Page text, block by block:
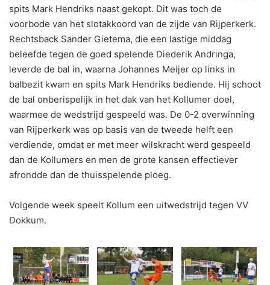
spits Mark Hendriks naast gekopt. Dit was toch de
voorbode van het slotakkoord van de zijde van Rijperkerk.
Rechtsback Sander Gietema, die een lastige middag
beleefde tegen de goed spelende Diederik Andringa,
leverde de bal in, waarna Johannes Meijer op links in
balbezit kwam en spits Mark Hendriks bediende. Hij schoot
de bal onberispelijk in het dak van het Kollumer doel,
waarmee de wedstrijd gespeeld was. De 0-2 overwinning
van Rijperkerk was op basis van de tweede helft een
verdiende, omdat er met meer wilskracht werd gespeeld
dan de Kollumers en men de grote kansen effectiever
afrondde dan de thuisspelende ploeg.
Volgende week speelt Kollum een uitwedstrijd tegen VV
Dokkum.